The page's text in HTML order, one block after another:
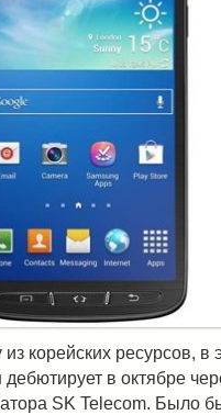
корейских ресурсов, в
в октябре
SK Telecom. Было